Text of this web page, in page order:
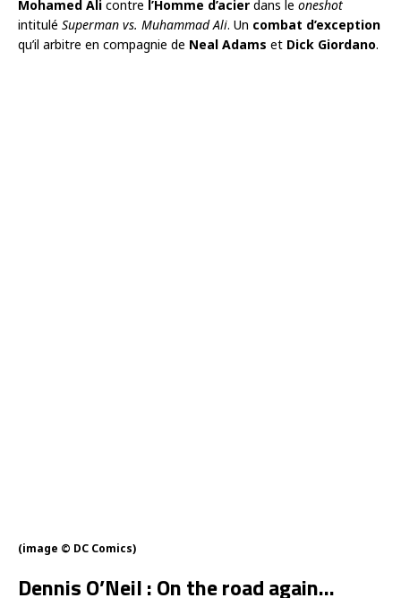
Mohamed Ali contre l’Homme d’acier dans le oneshot
intitulé Superman vs. Muhammad Ali. Un combat d’exception
qu’il arbitre en compagnie de Neal Adams et Dick Giordano.
(image © DC Comics)
Dennis O’Neil : On the road again…